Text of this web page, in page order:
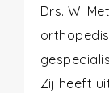
Drs. W.
Zij heeft